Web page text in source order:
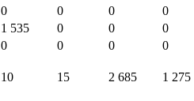
0 0 0
0
1 535 0 0
0
0 0 0
0
10 15 2 685 1 275